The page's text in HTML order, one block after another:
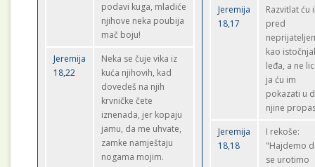
podavi kuga, mladiće
njihove neka poubija
mač boju!
Jeremija
18,22
Neka se čuje vika iz
kuća njihovih, kad
dovedeš na njih
krvničke čete
iznenada, jer kopaju
jamu, da me uhvate,
zamke namještaju
nogama mojim.
Jeremija
18,17
Razvitlat ću
pred
kao
leđa, a ne
ja ću im
pokazati u
njine
Jeremija
18,18
I rekoše:
"Hajdemo
se urotimo